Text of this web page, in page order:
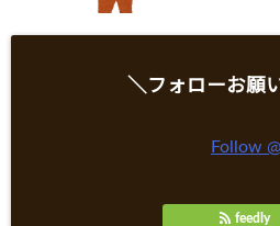
＼フォローお願
Follow @
feedly